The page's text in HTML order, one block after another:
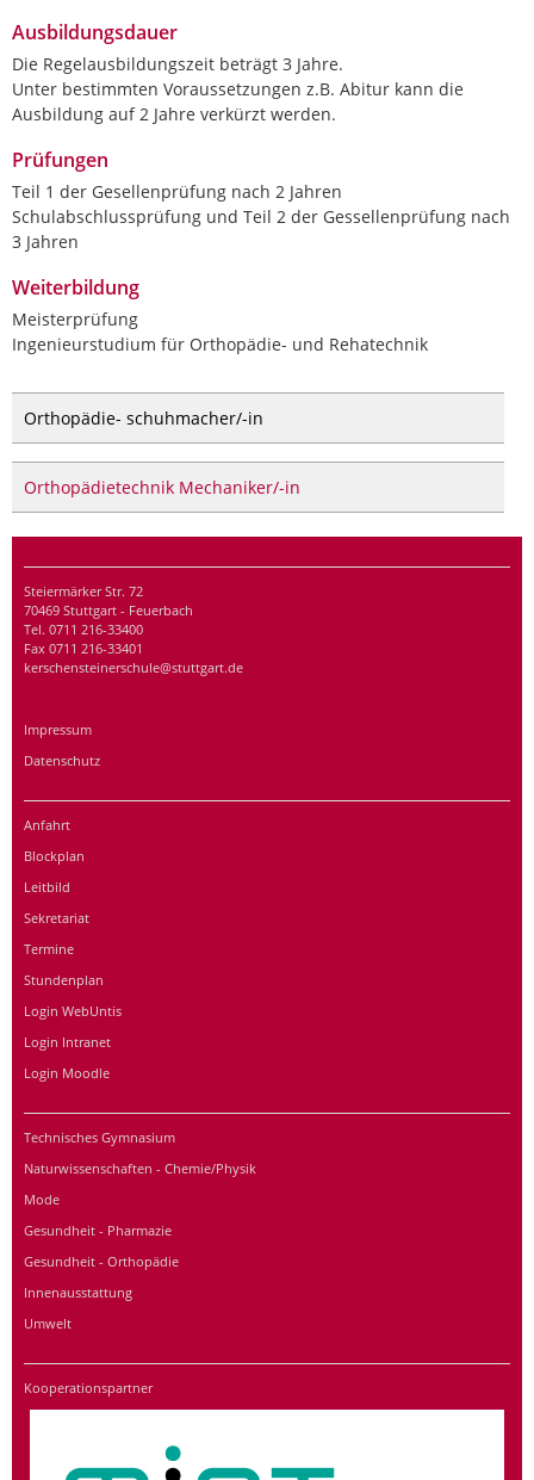
Ausbildungsdauer
Die Regelausbildungszeit beträgt 3 Jahre.
Unter bestimmten Voraussetzungen z.B. Abitur kann die
Ausbildung auf 2 Jahre verkürzt werden.
Prüfungen
Teil 1 der Gesellenprüfung nach 2 Jahren
Schulabschlussprüfung und Teil 2 der Gessellenprüfung nach
3 Jahren
Weiterbildung
Meisterprüfung
Ingenieurstudium für Orthopädie- und Rehatechnik
Orthopädie- schuhmacher/-in
Orthopädietechnik Mechaniker/-in
Steiermärker Str. 72
70469 Stuttgart - Feuerbach
Tel. 0711 216-33400
Fax 0711 216-33401
kerschensteinerschule@stuttgart.de
Impressum
Datenschutz
Anfahrt
Blockplan
Leitbild
Sekretariat
Termine
Stundenplan
Login WebUntis
Login Intranet
Login Moodle
Technisches Gymnasium
Naturwissenschaften - Chemie/Physik
Mode
Gesundheit - Pharmazie
Gesundheit - Orthopädie
Innenausstattung
Umwelt
Kooperationspartner